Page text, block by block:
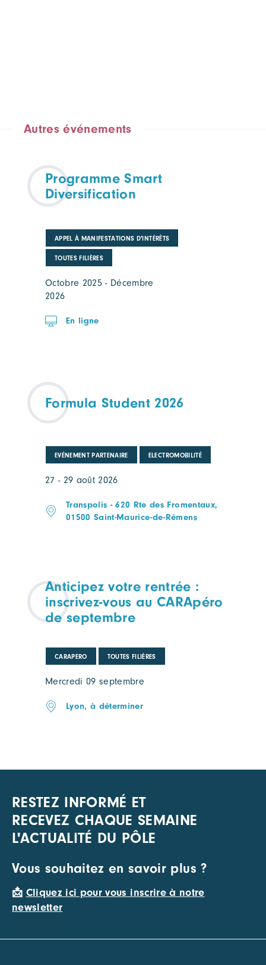
Autres événements
Programme Smart
Diversification
APPEL À MANIFESTATIONS D'INTÉRÊTS
TOUTES FILIÈRES
Octobre 2025 - Décembre
2026
En ligne
Formula Student 2026
EVÉNEMENT PARTENAIRE ELECTROMOBILITÉ
27 - 29 août 2026
Transpolis - 620 Rte des Fromentaux,
01500 Saint-Maurice-de-Rémens
Anticipez votre rentrée :
inscrivez-vous au CARApéro
de septembre
CARAPERO TOUTES FILIÈRES
Mercredi 09 septembre
Lyon, à déterminer
RESTEZ INFORMÉ ET
RECEVEZ CHAQUE SEMAINE
L'ACTUALITÉ DU PÔLE
Vous souhaitez en savoir plus ?
📩 Cliquez ici pour vous inscrire à notre
newsletter